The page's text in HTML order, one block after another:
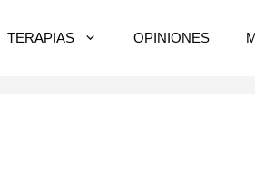
TERAPIAS OPINIONES